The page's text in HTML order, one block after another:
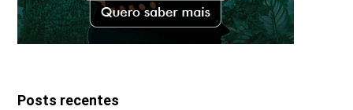
Posts recentes